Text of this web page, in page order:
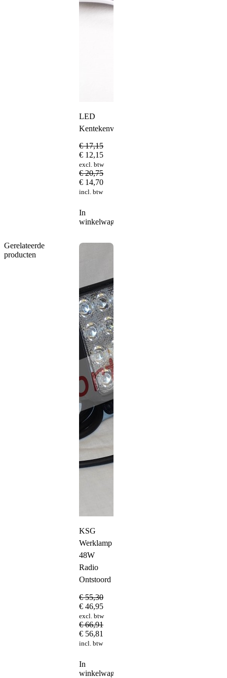
LED
Kentekenverlichting
€17,15
€ 12,15
excl. btw
€20,75
€ 14,70
incl. btw
In
winkelwagen
Gerelateerde
producten
KSG
Werklamp
48W
Radio
Ontstoord
€55,30
€ 46,95
excl. btw
€66,91
€ 56,81
incl. btw
In
winkelwagen